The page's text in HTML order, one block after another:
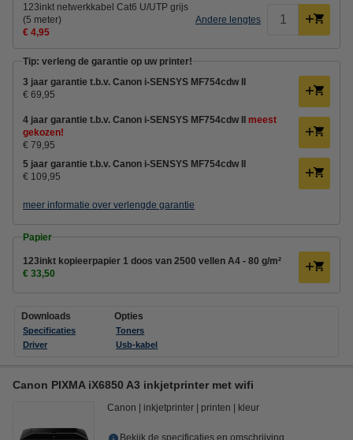
123inkt netwerkkabel Cat6 U/UTP grijs
(5 meter)
€ 4,95
Andere lengtes
Tip: verleng de garantie op uw printer!
3 jaar garantie t.b.v. Canon i-SENSYS MF754cdw II
€ 69,95
4 jaar garantie t.b.v. Canon i-SENSYS MF754cdw II meest
gekozen!
€ 79,95
5 jaar garantie t.b.v. Canon i-SENSYS MF754cdw II
€ 109,95
meer informatie over verlengde garantie
Papier
123inkt kopieerpapier 1 doos van 2500 vellen A4 - 80 g/m²
€ 33,50
Downloads
Specificaties
Driver
Opties
Toners
Usb-kabel
Canon PIXMA iX6850 A3 inkjetprinter met wifi
Canon inkjetprinter printen kleur
Bekijk de specificaties en omschrijving